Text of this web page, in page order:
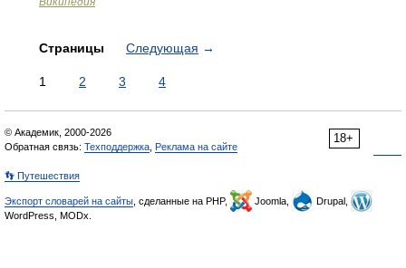
Страницы Следующая →
1 2 3 4
18+
© Академик, 2000-2026
Обратная связь: Техподдержка Реклама на сайте
👣 Путешествия
Экспорт словарей на сайты , сделанные на PHP, Joomla,
Drupal,
WordPress, MODx.